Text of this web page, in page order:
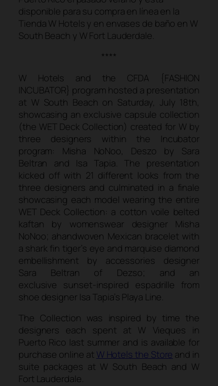
disponible para su compra en línea en la
Tienda W Hotels y en envases de baño en W
South Beach y W Fort Lauderdale.
****
W Hotels and the CFDA {FASHION
INCUBATOR} program hosted a presentation
at W South Beach on Saturday, July 18th,
showcasing an exclusive capsule collection
(the WET Deck Collection) created for W by
three designers within the Incubator
program: Misha NoNoo, Deszo by Sara
Beltran and Isa Tapia. The presentation
kicked off with 21 different looks from the
three designers and culminated in a finale
showcasing each model wearing the entire
WET Deck Collection: a cotton voile belted
kaftan by womenswear designer Misha
NoNoo; ahandwoven Mexican bracelet with
a shark fin tiger’s eye and marquise diamond
embellishment by accessories designer
Sara Beltran of Dezso; and an
exclusive sunset-inspired espadrille from
shoe designer Isa Tapia’s Playa Line.
The Collection was inspired by time the
designers each spent at W Vieques in
Puerto Rico last summer and is available for
purchase online at W Hotels the Store and in
suite packages at W South Beach and W
Fort Lauderdale.